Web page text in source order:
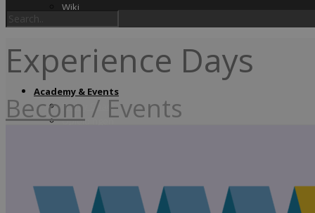
Wiki
Academy & Events
Friday Snack
Opleidingen
Experience Days
Becom / Events